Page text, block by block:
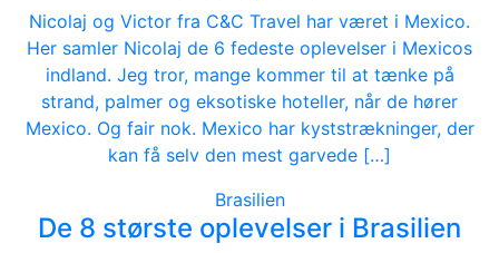
Nicolaj og Victor fra C&C Travel har været i Mexico.
Her samler Nicolaj de 6 fedeste oplevelser i Mexicos
indland. Jeg tror, mange kommer til at tænke på
strand, palmer og eksotiske hoteller, når de hører
Mexico. Og fair nok. Mexico har kyststrækninger, der
kan få selv den mest garvede […]
Brasilien
De 8 største oplevelser i Brasilien